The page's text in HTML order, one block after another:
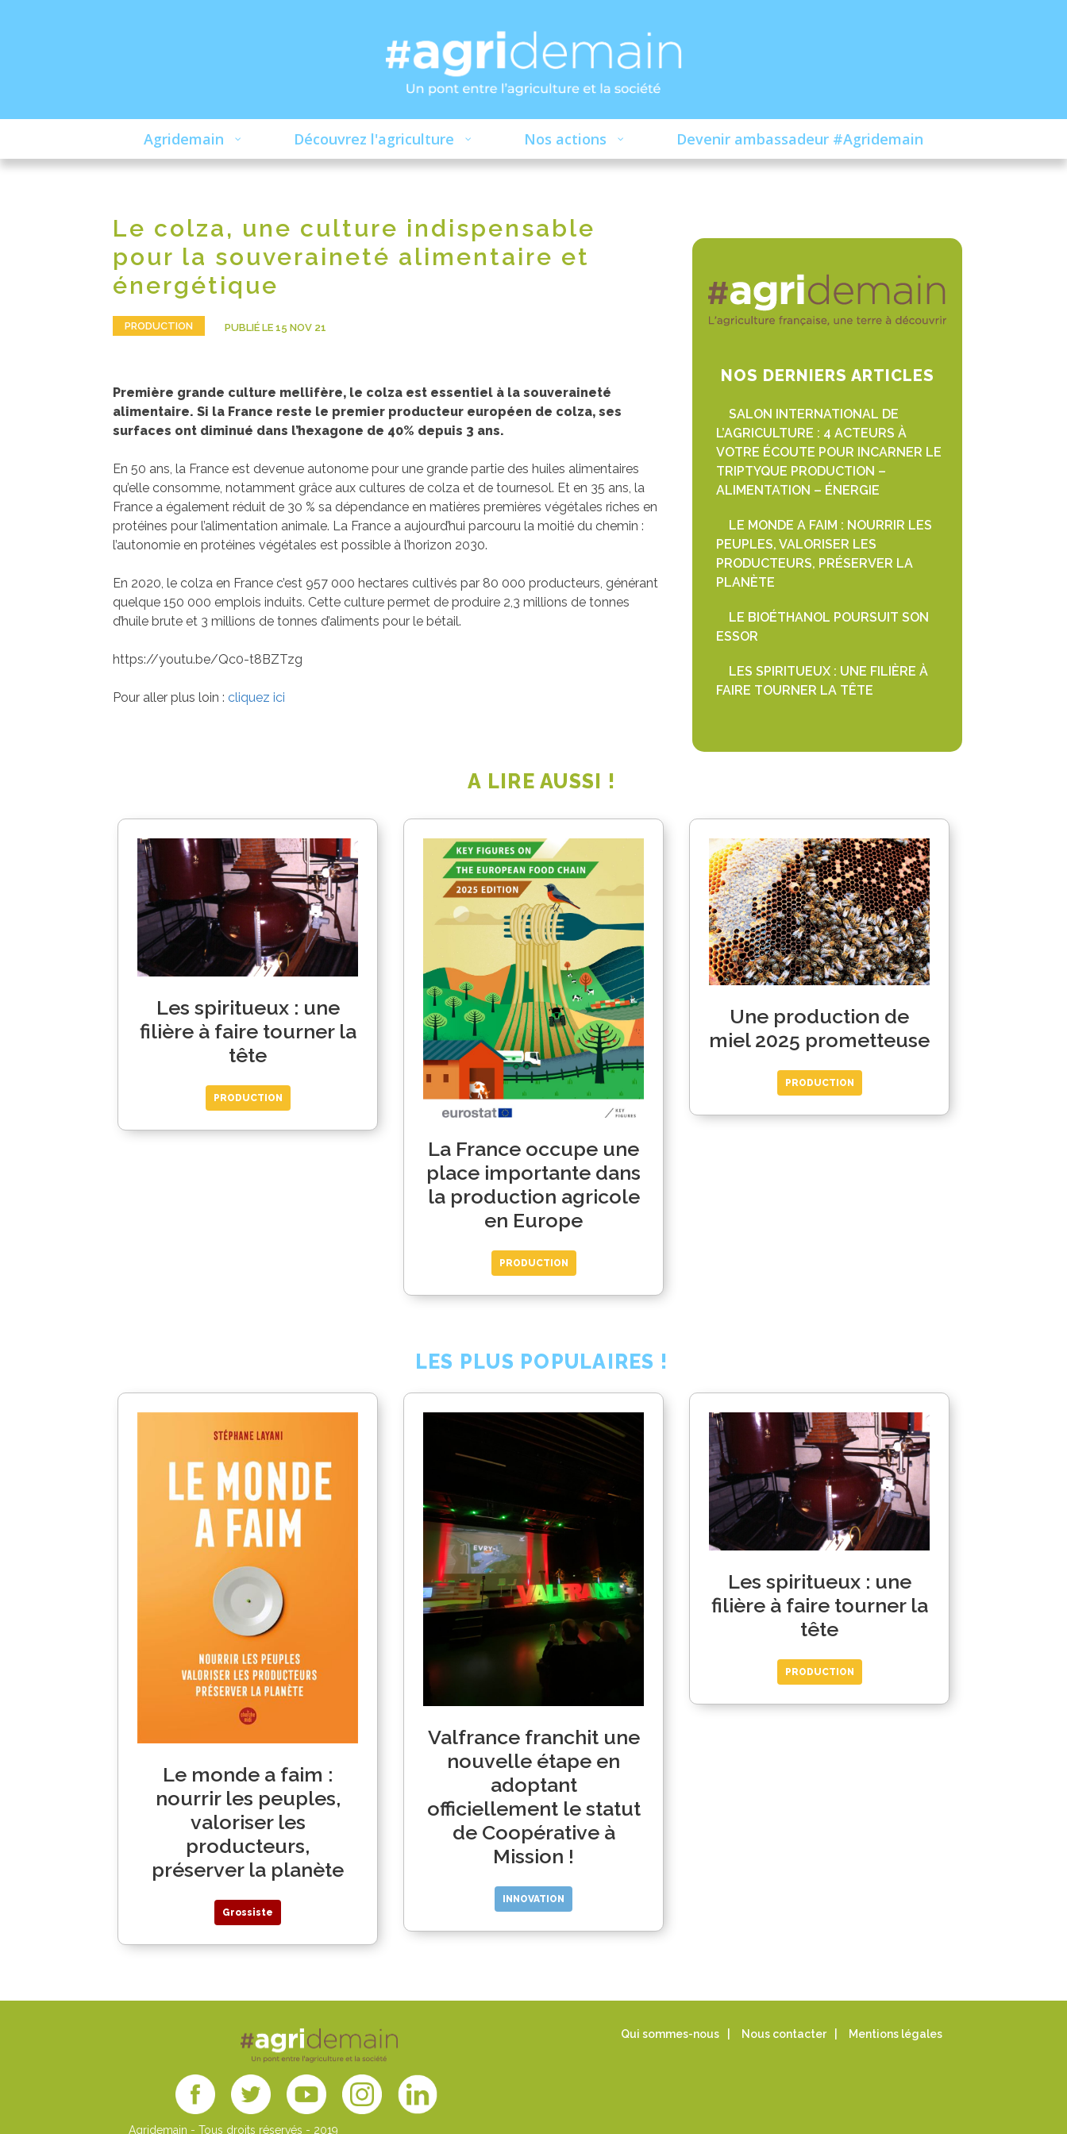
Agridemain Découvrez l'agriculture Nos actions Devenir ambassadeur #Agridemain
Le colza, une culture indispensable
pour la souveraineté alimentaire et
énergétique
PRODUCTION PUBLIÉ LE 15 NOV 21
Première grande culture mellifère, le colza est essentiel à la souveraineté
alimentaire. Si la France reste le premier producteur européen de colza, ses
surfaces ont diminué dans l’hexagone de 40% depuis 3 ans.
En 50 ans, la France est devenue autonome pour une grande partie des huiles alimentaires
qu’elle consomme, notamment grâce aux cultures de colza et de tournesol. Et en 35 ans, la
France a également réduit de 30 % sa dépendance en matières premières végétales riches en
protéines pour l’alimentation animale. La France a aujourd’hui parcouru la moitié du chemin :
l’autonomie en protéines végétales est possible à l’horizon 2030.
En 2020, le colza en France c’est 957 000 hectares cultivés par 80 000 producteurs, générant
quelque 150 000 emplois induits. Cette culture permet de produire 2,3 millions de tonnes
d’huile brute et 3 millions de tonnes d’aliments pour le bétail.
https://youtu.be/Qc0-t8BZTzg
Pour aller plus loin : cliquez ici
NOS DERNIERS ARTICLES
SALON INTERNATIONAL DE
L’AGRICULTURE : 4 ACTEURS À
VOTRE ÉCOUTE POUR INCARNER LE
TRIPTYQUE PRODUCTION –
ALIMENTATION – ÉNERGIE
LE MONDE A FAIM : NOURRIR LES
PEUPLES, VALORISER LES
PRODUCTEURS, PRÉSERVER LA
PLANÈTE
LE BIOÉTHANOL POURSUIT SON
ESSOR
LES SPIRITUEUX : UNE FILIÈRE À
FAIRE TOURNER LA TÊTE
A LIRE AUSSI !
Les spiritueux : une
filière à faire tourner la
tête
PRODUCTION
La France occupe une
place importante dans
la production agricole
en Europe
PRODUCTION
Une production de
miel 2025 prometteuse
PRODUCTION
LES PLUS POPULAIRES !
Le monde a faim :
nourrir les peuples,
valoriser les
producteurs,
préserver la planète
Grossiste
Valfrance franchit une
nouvelle étape en
adoptant
officiellement le statut
de Coopérative à
Mission !
INNOVATION
Les spiritueux : une
filière à faire tourner la
tête
PRODUCTION
Agridemain - Tous droits réservés - 2019
Qui sommes-nous Nous contacter Mentions légales